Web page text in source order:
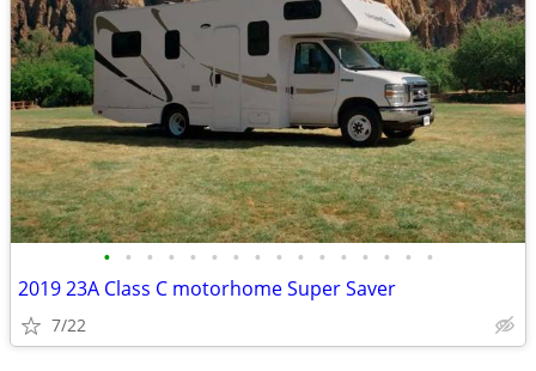
• • • • • • • • • • • • • • • •
2019 23A Class C motorhome Super Saver
7/22